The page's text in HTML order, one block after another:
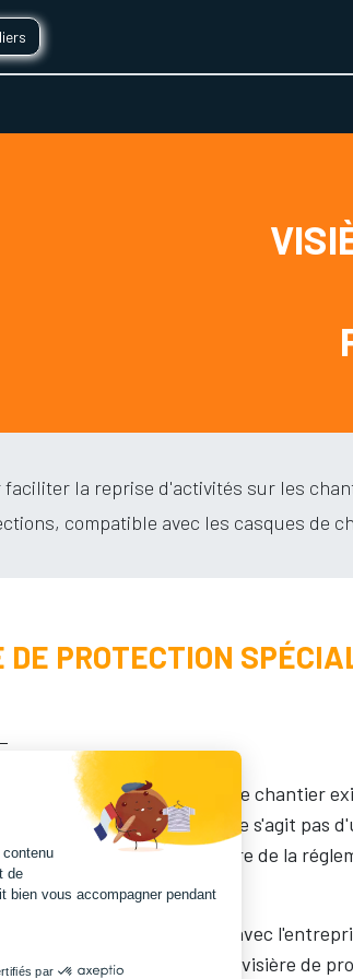
faciliter la reprise d'activités sur les
compatible avec les casques de
DE PROTECTION
aux différents casques de chantier
protections habituelles. Il ne s'agit pas
il ne porte donc pas au titre de la
développé en partenariat avec
protection au travail. Cette visière de
de
bien vous accompagner pendant
par